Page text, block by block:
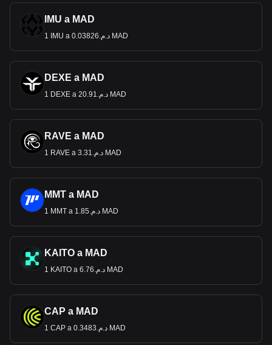
IMU a MAD
1 IMU a د.م.0.03826 MAD
DEXE a MAD
1 DEXE a د.م.20.91 MAD
RAVE a MAD
1 RAVE a د.م.3.31 MAD
MMT a MAD
1 MMT a د.م.1.85 MAD
KAITO a MAD
1 KAITO a د.م.6.76 MAD
CAP a MAD
1 CAP a د.م.0.3483 MAD